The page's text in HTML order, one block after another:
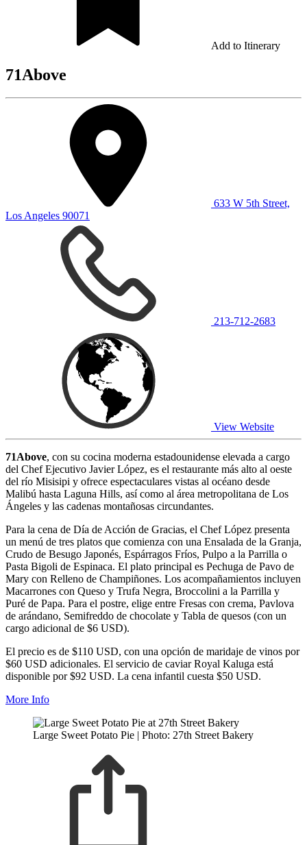
Add to Itinerary
71Above
633 W 5th Street,
Los Angeles 90071
213-712-2683
View Website
71Above, con su cocina moderna estadounidense elevada a cargo
del Chef Ejecutivo Javier López, es el restaurante más alto al oeste
del río Misisipi y ofrece espectaculares vistas al océano desde
Malibú hasta Laguna Hills, así como al área metropolitana de Los
Ángeles y las cadenas montañosas circundantes.
Para la cena de Día de Acción de Gracias, el Chef López presenta
un menú de tres platos que comienza con una Ensalada de la Granja,
Crudo de Besugo Japonés, Espárragos Fríos, Pulpo a la Parrilla o
Pasta Bigoli de Espinaca. El plato principal es Pechuga de Pavo de
Mary con Relleno de Champiñones. Los acompañamientos incluyen
Macarrones con Queso y Trufa Negra, Broccolini a la Parrilla y
Puré de Papa. Para el postre, elige entre Fresas con crema, Pavlova
de arándano, Semifreddo de chocolate y Tabla de quesos (con un
cargo adicional de $6 USD).
El precio es de $110 USD, con una opción de maridaje de vinos por
$60 USD adicionales. El servicio de caviar Royal Kaluga está
disponible por $92 USD. La cena infantil cuesta $50 USD.
More Info
Large Sweet Potato Pie | Photo: 27th Street Bakery